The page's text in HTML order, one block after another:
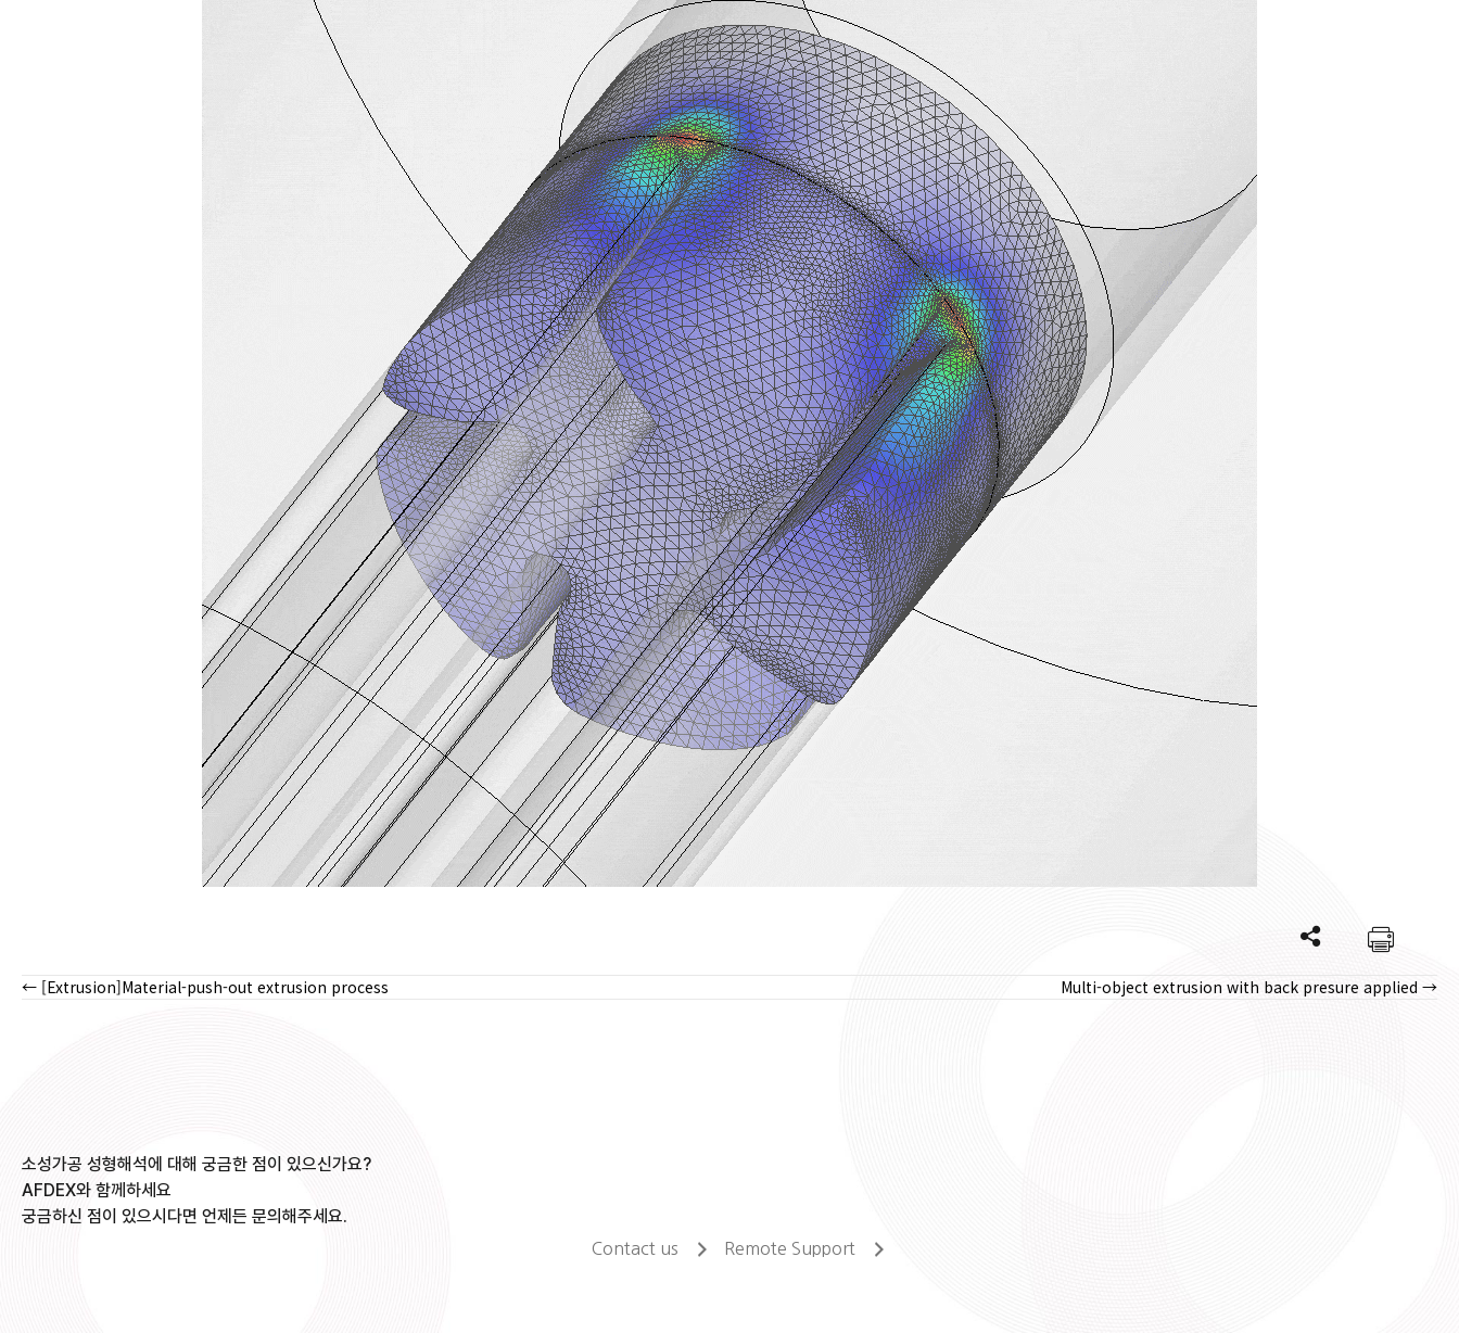
Posts
← [Extrusion]Material-push-out extrusion process Multi-object extrusion with back presure applied →
소성가공 성형해석에 대해 궁금한 점이 있으신가요?
AFDEX와 함께하세요
궁금하신 점이 있으시다면 언제든 문의해주세요.
Contact us Remote Support